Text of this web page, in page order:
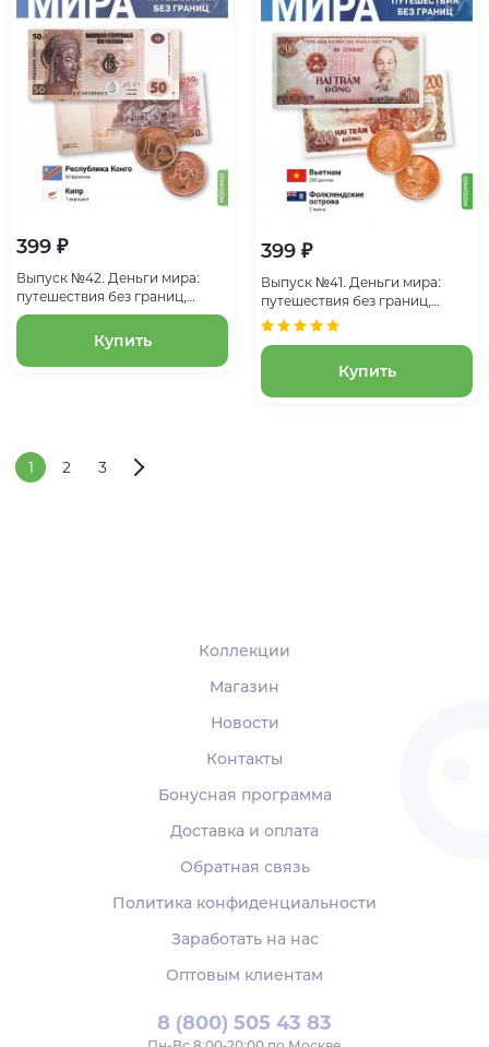
399 ₽
Выпуск №42. Деньги мира:
путешествия без границ,
банкнота 50 франков
(Республика Конго), монета 1
евроцент (Кипр)
Купить
399 ₽
Выпуск №41. Деньги мира:
путешествия без границ,
банкнота 200 донгов
(Вьетнам), монета 2 пенса
(Фолклендские острова)
Купить
1 2 3
8 (800) 505 43 83
Коллекции
Магазин
Новости
Контакты
Бонусная программа
Доставка и оплата
Обратная связь
Политика конфиденциальности
Заработать на нас
Оптовым клиентам